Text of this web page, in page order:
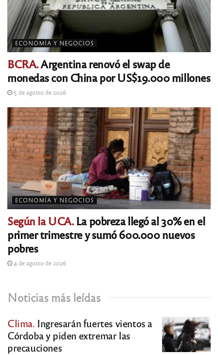
ECONOMÍA Y NEGOCIOS
BCRA.Argentina renovó el swap de
monedas con China por US$19.000 millones
5 de agosto de 2026
ECONOMÍA Y NEGOCIOS
Según la UCA.La pobreza llegó al 30% en el
primer trimestre y sumó 600.000 nuevos
pobres
4 de agosto de 2026
Noticias más leídas
Clima. Ingresarán fuertes vientos a
Córdoba y piden extremar las
precauciones